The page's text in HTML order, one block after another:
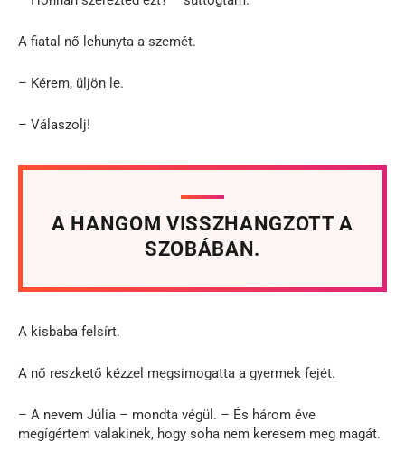
A fiatal nő lehunyta a szemét.
– Kérem, üljön le.
– Válaszolj!
A HANGOM VISSZHANGZOTT A
SZOBÁBAN.
A kisbaba felsírt.
A nő reszkető kézzel megsimogatta a gyermek fejét.
– A nevem Júlia – mondta végül. – És három éve
megígértem valakinek, hogy soha nem keresem meg magát.